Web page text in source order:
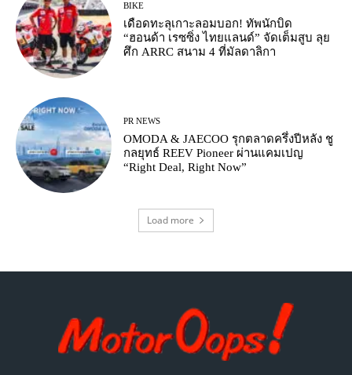
BIKE
เดือดทะลุเกาะลอมบอก! ทัพนักบิด
“ฮอนด้า เรซซิ่ง ไทยแลนด์” จัดเต็มสูบ ลุย
ศึก ARRC สนาม 4 ที่มัลดาลิกา
PR NEWS
OMODA & JAECOO รุกตลาดครึ่งปีหลัง ชู
กลยุทธ์ REEV Pioneer ผ่านแคมเปญ
“Right Deal, Right Now”
Load more